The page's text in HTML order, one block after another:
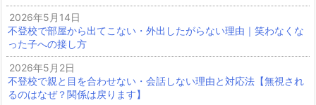
2026年5月14日
不登校で部屋から出てこない・外出したがらない理由｜笑わなくな
った子への接し方
2026年5月2日
不登校で親と目を合わせない・会話しない理由と対応法【無視され
るのはなぜ？関係は戻ります】